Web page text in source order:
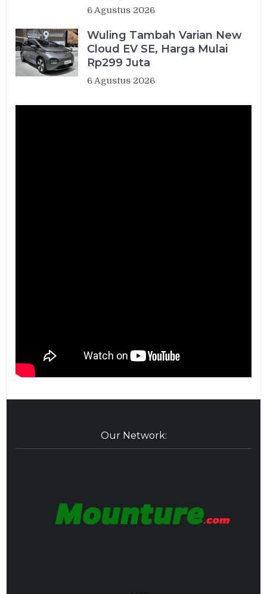
6 Agustus 2026
Wuling Tambah Varian New
Cloud EV SE, Harga Mulai
Rp299 Juta
6 Agustus 2026
Our Network: